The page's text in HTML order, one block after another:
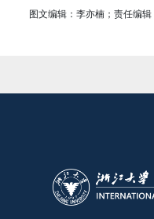
图文编辑：李亦楠；责任编